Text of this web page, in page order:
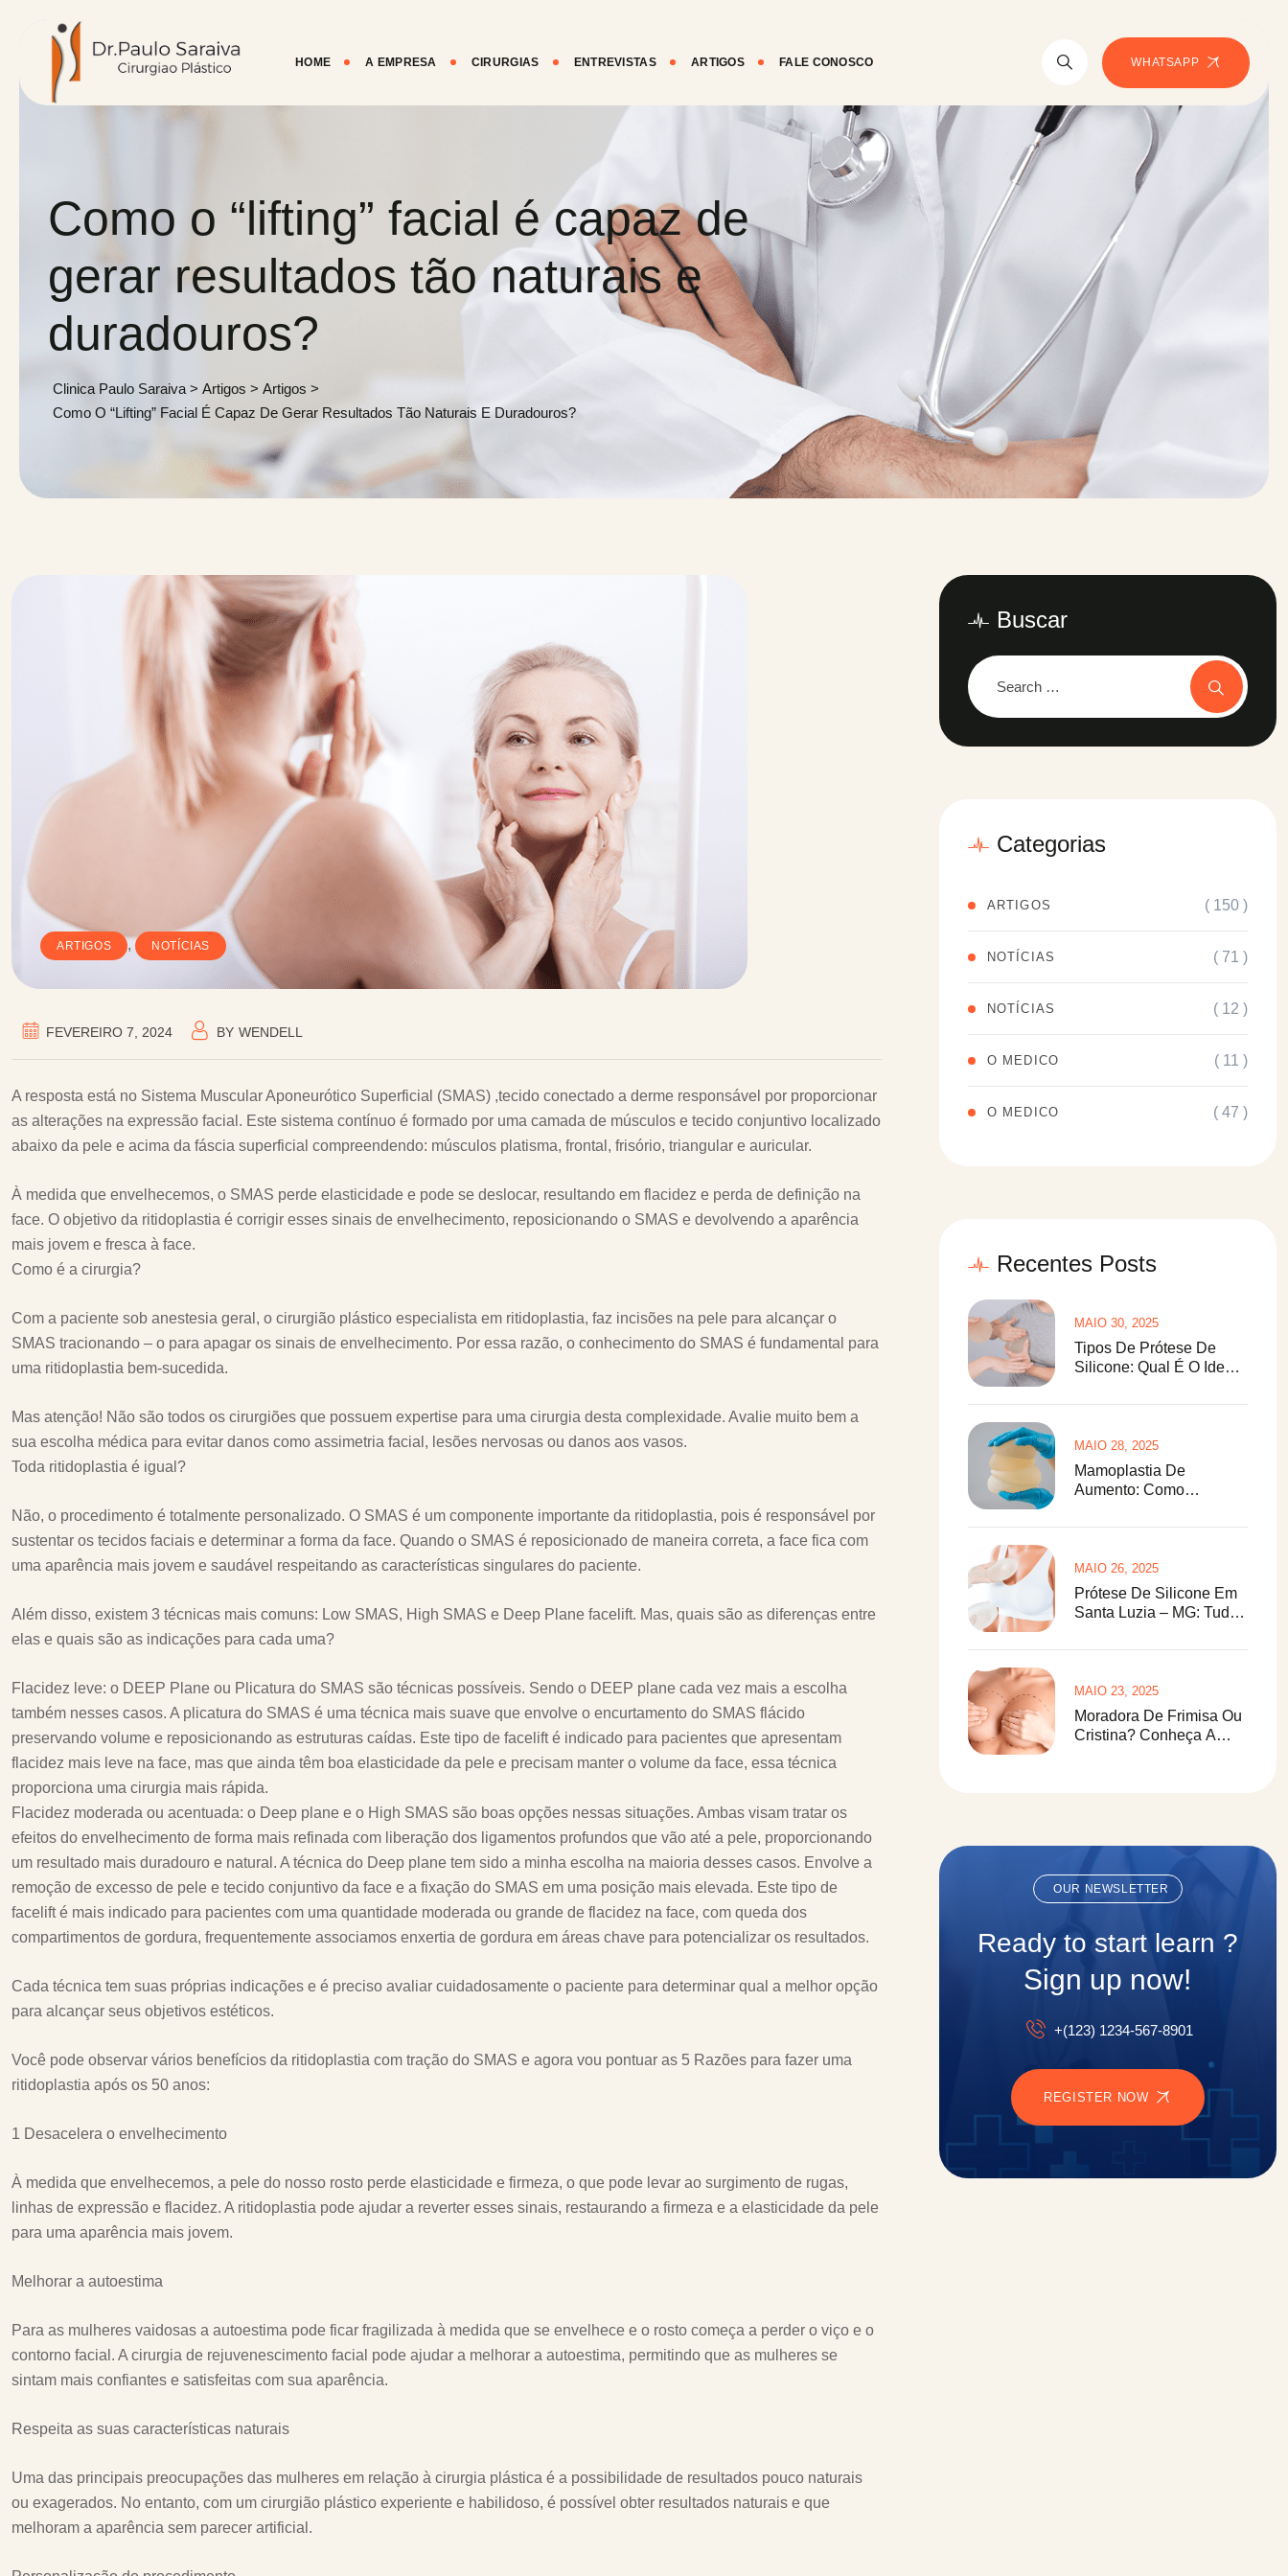
HOME A EMPRESA CIRURGIAS ENTREVISTAS ARTIGOS FALE CONOSCO WHATSAPP
Como o “lifting” facial é capaz de
gerar resultados tão naturais e
duradouros?
Clinica Paulo Saraiva > Artigos > Artigos >
Como O “lifting” Facial É Capaz De Gerar Resultados Tão Naturais E Duradouros?
ARTIGOS , NOTÍCIAS
FEVEREIRO 7, 2024 BY WENDELL
A resposta está no Sistema Muscular Aponeurótico Superficial (SMAS) ,tecido conectado a derme responsável por proporcionar
as alterações na expressão facial. Este sistema contínuo é formado por uma camada de músculos e tecido conjuntivo localizado
abaixo da pele e acima da fáscia superficial compreendendo: músculos platisma, frontal, frisório, triangular e auricular.
À medida que envelhecemos, o SMAS perde elasticidade e pode se deslocar, resultando em flacidez e perda de definição na
face. O objetivo da ritidoplastia é corrigir esses sinais de envelhecimento, reposicionando o SMAS e devolvendo a aparência
mais jovem e fresca à face.
Como é a cirurgia?
Com a paciente sob anestesia geral, o cirurgião plástico especialista em ritidoplastia, faz incisões na pele para alcançar o
SMAS tracionando – o para apagar os sinais de envelhecimento. Por essa razão, o conhecimento do SMAS é fundamental para
uma ritidoplastia bem-sucedida.
Mas atenção! Não são todos os cirurgiões que possuem expertise para uma cirurgia desta complexidade. Avalie muito bem a
sua escolha médica para evitar danos como assimetria facial, lesões nervosas ou danos aos vasos.
Toda ritidoplastia é igual?
Não, o procedimento é totalmente personalizado. O SMAS é um componente importante da ritidoplastia, pois é responsável por
sustentar os tecidos faciais e determinar a forma da face. Quando o SMAS é reposicionado de maneira correta, a face fica com
uma aparência mais jovem e saudável respeitando as características singulares do paciente.
Além disso, existem 3 técnicas mais comuns: Low SMAS, High SMAS e Deep Plane facelift. Mas, quais são as diferenças entre
elas e quais são as indicações para cada uma?
Flacidez leve: o DEEP Plane ou Plicatura do SMAS são técnicas possíveis. Sendo o DEEP plane cada vez mais a escolha
também nesses casos. A plicatura do SMAS é uma técnica mais suave que envolve o encurtamento do SMAS flácido
preservando volume e reposicionando as estruturas caídas. Este tipo de facelift é indicado para pacientes que apresentam
flacidez mais leve na face, mas que ainda têm boa elasticidade da pele e precisam manter o volume da face, essa técnica
proporciona uma cirurgia mais rápida.
Flacidez moderada ou acentuada: o Deep plane e o High SMAS são boas opções nessas situações. Ambas visam tratar os
efeitos do envelhecimento de forma mais refinada com liberação dos ligamentos profundos que vão até a pele, proporcionando
um resultado mais duradouro e natural. A técnica do Deep plane tem sido a minha escolha na maioria desses casos. Envolve a
remoção de excesso de pele e tecido conjuntivo da face e a fixação do SMAS em uma posição mais elevada. Este tipo de
facelift é mais indicado para pacientes com uma quantidade moderada ou grande de flacidez na face, com queda dos
compartimentos de gordura, frequentemente associamos enxertia de gordura em áreas chave para potencializar os resultados.
Cada técnica tem suas próprias indicações e é preciso avaliar cuidadosamente o paciente para determinar qual a melhor opção
para alcançar seus objetivos estéticos.
Você pode observar vários benefícios da ritidoplastia com tração do SMAS e agora vou pontuar as 5 Razões para fazer uma
ritidoplastia após os 50 anos:
1 Desacelera o envelhecimento
À medida que envelhecemos, a pele do nosso rosto perde elasticidade e firmeza, o que pode levar ao surgimento de rugas,
linhas de expressão e flacidez. A ritidoplastia pode ajudar a reverter esses sinais, restaurando a firmeza e a elasticidade da pele
para uma aparência mais jovem.
Melhorar a autoestima
Para as mulheres vaidosas a autoestima pode ficar fragilizada à medida que se envelhece e o rosto começa a perder o viço e o
contorno facial. A cirurgia de rejuvenescimento facial pode ajudar a melhorar a autoestima, permitindo que as mulheres se
sintam mais confiantes e satisfeitas com sua aparência.
Respeita as suas características naturais
Uma das principais preocupações das mulheres em relação à cirurgia plástica é a possibilidade de resultados pouco naturais
ou exagerados. No entanto, com um cirurgião plástico experiente e habilidoso, é possível obter resultados naturais e que
melhoram a aparência sem parecer artificial.
Buscar
Categorias
ARTIGOS ( 150 )
NOTÍCIAS ( 71 )
NOTÍCIAS ( 12 )
O MEDICO ( 11 )
O MEDICO ( 47 )
Recentes Posts
Tipos De Prótese De
Silicone: Qual É O Ideal
MAIO 30, 2025
Mamoplastia De
Aumento: Como
Prótese De Silicone
MAIO 28, 2025
Prótese De Silicone Em
Santa Luzia – MG: Tudo
Saber
MAIO 26, 2025
Moradora De Frimisa Ou
Cristina? Conheça A
MAIO 23, 2025
OUR NEWSLETTER
Ready to start learn ?
Sign up now!
+(123) 1234-567-8901
REGISTER NOW